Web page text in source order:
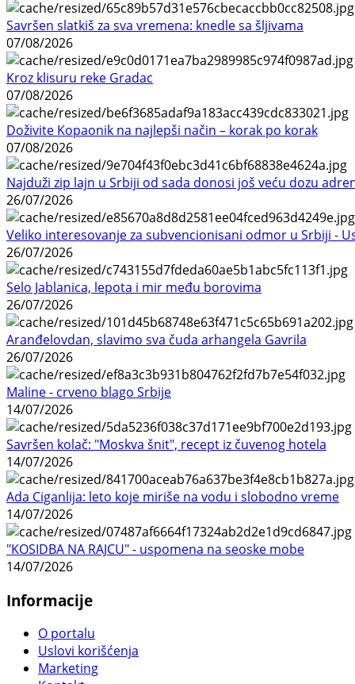
Savršen slatkiš za sva vremena: knedle sa šljivama
07/08/2026
Kroz klisuru reke Gradac
07/08/2026
Doživite Kopaonik na najlepši način – korak po korak
07/08/2026
Najduži zip lajn u Srbiji od sada donosi još veću dozu
26/07/2026
Veliko interesovanje za subvencionisani odmor u Srbiji -
26/07/2026
Selo Jablanica, lepota i mir među borovima
26/07/2026
Aranđelovdan, slavimo sva čuda arhangela Gavrila
26/07/2026
Maline - crveno blago Srbije
14/07/2026
Savršen kolač: "Moskva šnit", recept iz čuvenog hotela
14/07/2026
Ada Ciganlija: leto koje miriše na vodu i slobodno vreme
14/07/2026
"KOSIDBA NA RAJCU" - uspomena na seoske mobe
14/07/2026
Informacije
O portalu
Uslovi korišćenja
Marketing